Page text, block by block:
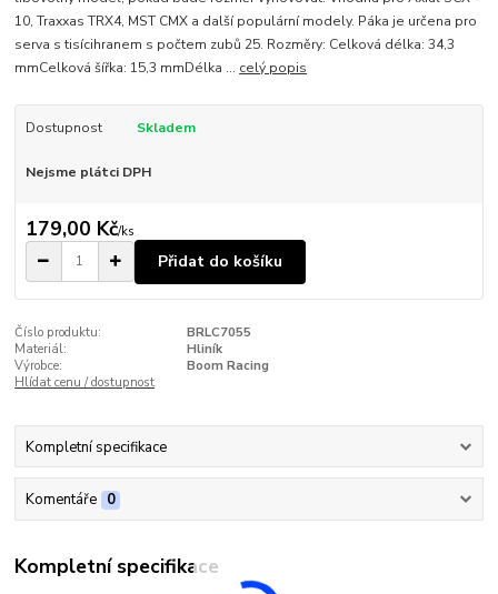
10, Traxxas TRX4, MST CMX a další populární modely. Páka je určena pro
serva s tisícihranem s počtem zubů 25. Rozměry: Celková délka: 34,3
mmCelková šířka: 15,3 mmDélka ... celý popis
Dostupnost Skladem
Nejsme plátci DPH
179,00 Kč/ks
Přidat do košíku
Číslo produktu:
BRLC7055
Materiál:
Hliník
Výrobce:
Boom Racing
Hlídat cenu / dostupnost
Kompletní specifikace
Komentáře 0
Kompletní specifikace